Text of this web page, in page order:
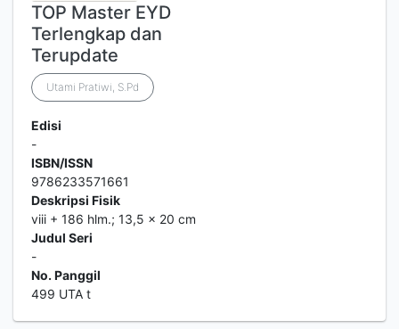
TOP Master EYD
Terlengkap dan
Terupdate
Utami Pratiwi, S.Pd
Edisi
-
ISBN/ISSN
9786233571661
Deskripsi Fisik
viii + 186 hlm.; 13,5 x 20 cm
Judul Seri
-
No. Panggil
499 UTA t